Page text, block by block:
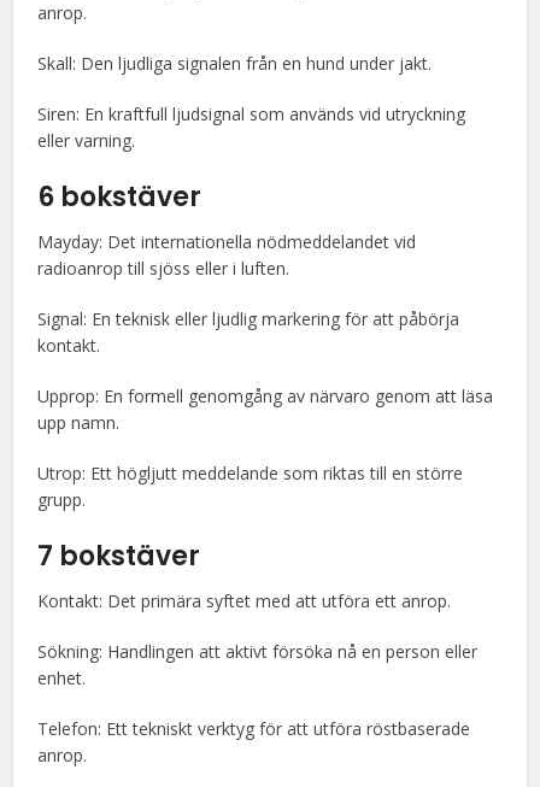
anrop.
Skall: Den ljudliga signalen från en hund under jakt.
Siren: En kraftfull ljudsignal som används vid utryckning
eller varning.
6 bokstäver
Mayday: Det internationella nödmeddelandet vid
radioanrop till sjöss eller i luften.
Signal: En teknisk eller ljudlig markering för att påbörja
kontakt.
Upprop: En formell genomgång av närvaro genom att läsa
upp namn.
Utrop: Ett högljutt meddelande som riktas till en större
grupp.
7 bokstäver
Kontakt: Det primära syftet med att utföra ett anrop.
Sökning: Handlingen att aktivt försöka nå en person eller
enhet.
Telefon: Ett tekniskt verktyg för att utföra röstbaserade
anrop.